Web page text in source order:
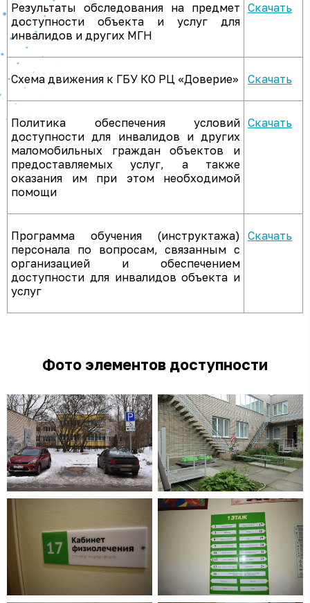
Результаты обследования на предмет
доступности объекта и услуг для
инвалидов и других МГН
Скачать
Схема движения к ГБУ КО РЦ «Доверие» Скачать
Политика обеспечения условий
доступности для инвалидов и других
маломобильных граждан объектов и
предоставляемых услуг, а также
оказания им при этом необходимой
помощи
Скачать
Программа обучения (инструктажа)
персонала по вопросам, связанным с
организацией и обеспечением
доступности для инвалидов объекта и
услуг
Скачать
Фото элементов доступности